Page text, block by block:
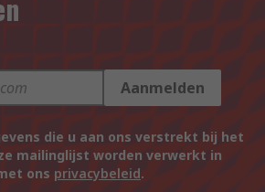
Aanmelden
die u aan ons verstrekt bij het
mailinglijst worden verwerkt in
ons privacybeleid.